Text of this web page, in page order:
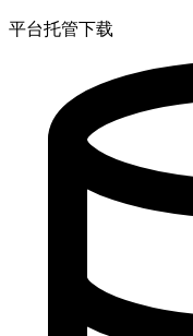
平台托管下载